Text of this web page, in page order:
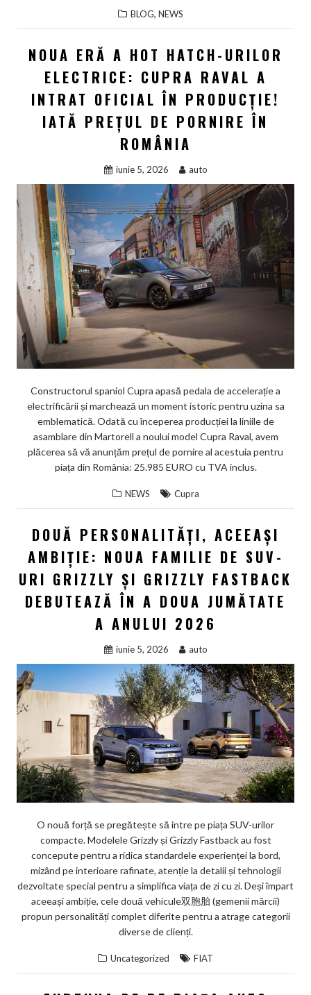
BLOG, NEWS
NOUA ERĂ A HOT HATCH-URILOR
ELECTRICE: CUPRA RAVAL A
INTRAT OFICIAL ÎN PRODUCȚIE!
IATĂ PREȚUL DE PORNIRE ÎN
ROMÂNIA
iunie 5, 2026 auto
Constructorul spaniol Cupra apasă pedala de accelerație a
electrificării și marchează un moment istoric pentru uzina sa
emblematică. Odată cu începerea producției la liniile de
asamblare din Martorell a noului model Cupra Raval, avem
plăcerea să vă anunțăm prețul de pornire al acestuia pentru
piața din România: 25.985 EURO cu TVA inclus.
NEWS Cupra
DOUĂ PERSONALITĂȚI, ACEEAȘI
AMBIȚIE: NOUA FAMILIE DE SUV-
URI GRIZZLY ȘI GRIZZLY FASTBACK
DEBUTEAZĂ ÎN A DOUA JUMĂTATE
A ANULUI 2026
iunie 5, 2026 auto
O nouă forță se pregătește să intre pe piața SUV-urilor
compacte. Modelele Grizzly și Grizzly Fastback au fost
concepute pentru a ridica standardele experienței la bord,
mizând pe interioare rafinate, atenție la detalii și tehnologii
dezvoltate special pentru a simplifica viața de zi cu zi. Deși împart
aceeași ambiție, cele două vehicule双胞胎 (gemenii mărcii)
propun personalități complet diferite pentru a atrage categorii
diverse de clienți.
Uncategorized FIAT